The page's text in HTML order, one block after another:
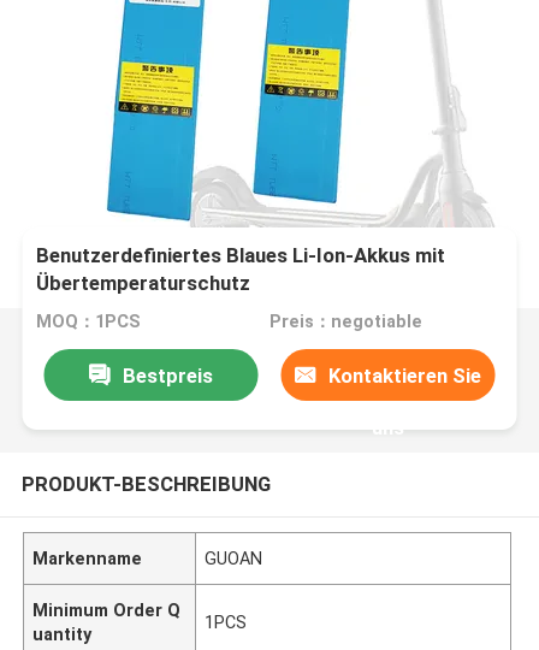
Benutzerdefiniertes Blaues Li-Ion-Akkus mit
Übertemperaturschutz
MOQ：1PCS Preis：negotiable
Bestpreis Kontaktieren Sie
uns
PRODUKT-BESCHREIBUNG
Markenname GUOAN
Minimum Order Q
uantity
1PCS